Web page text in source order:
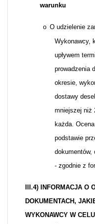
warunku
o O udzielenie
Wykonawcy,
upływem
prowadzenia
okresie,
dostawy
mniejszej niż
każda.
podstawie
dokumentów,
- zgodnie z
III.4) INFORMACJA O
DOKUMENTACH,
WYKONAWCY W